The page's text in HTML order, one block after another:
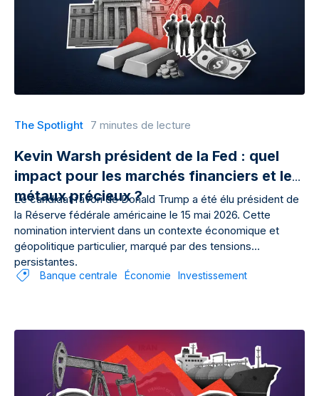
The Spotlight 7 minutes de lecture
Kevin Warsh président de la Fed : quel
impact pour les marchés financiers et les
métaux précieux ?
Le candidat favori de Donald Trump a été élu président de
la Réserve fédérale américaine le 15 mai 2026. Cette
nomination intervient dans un contexte économique et
géopolitique particulier, marqué par des tensions
persistantes.
Banque centrale Économie Investissement